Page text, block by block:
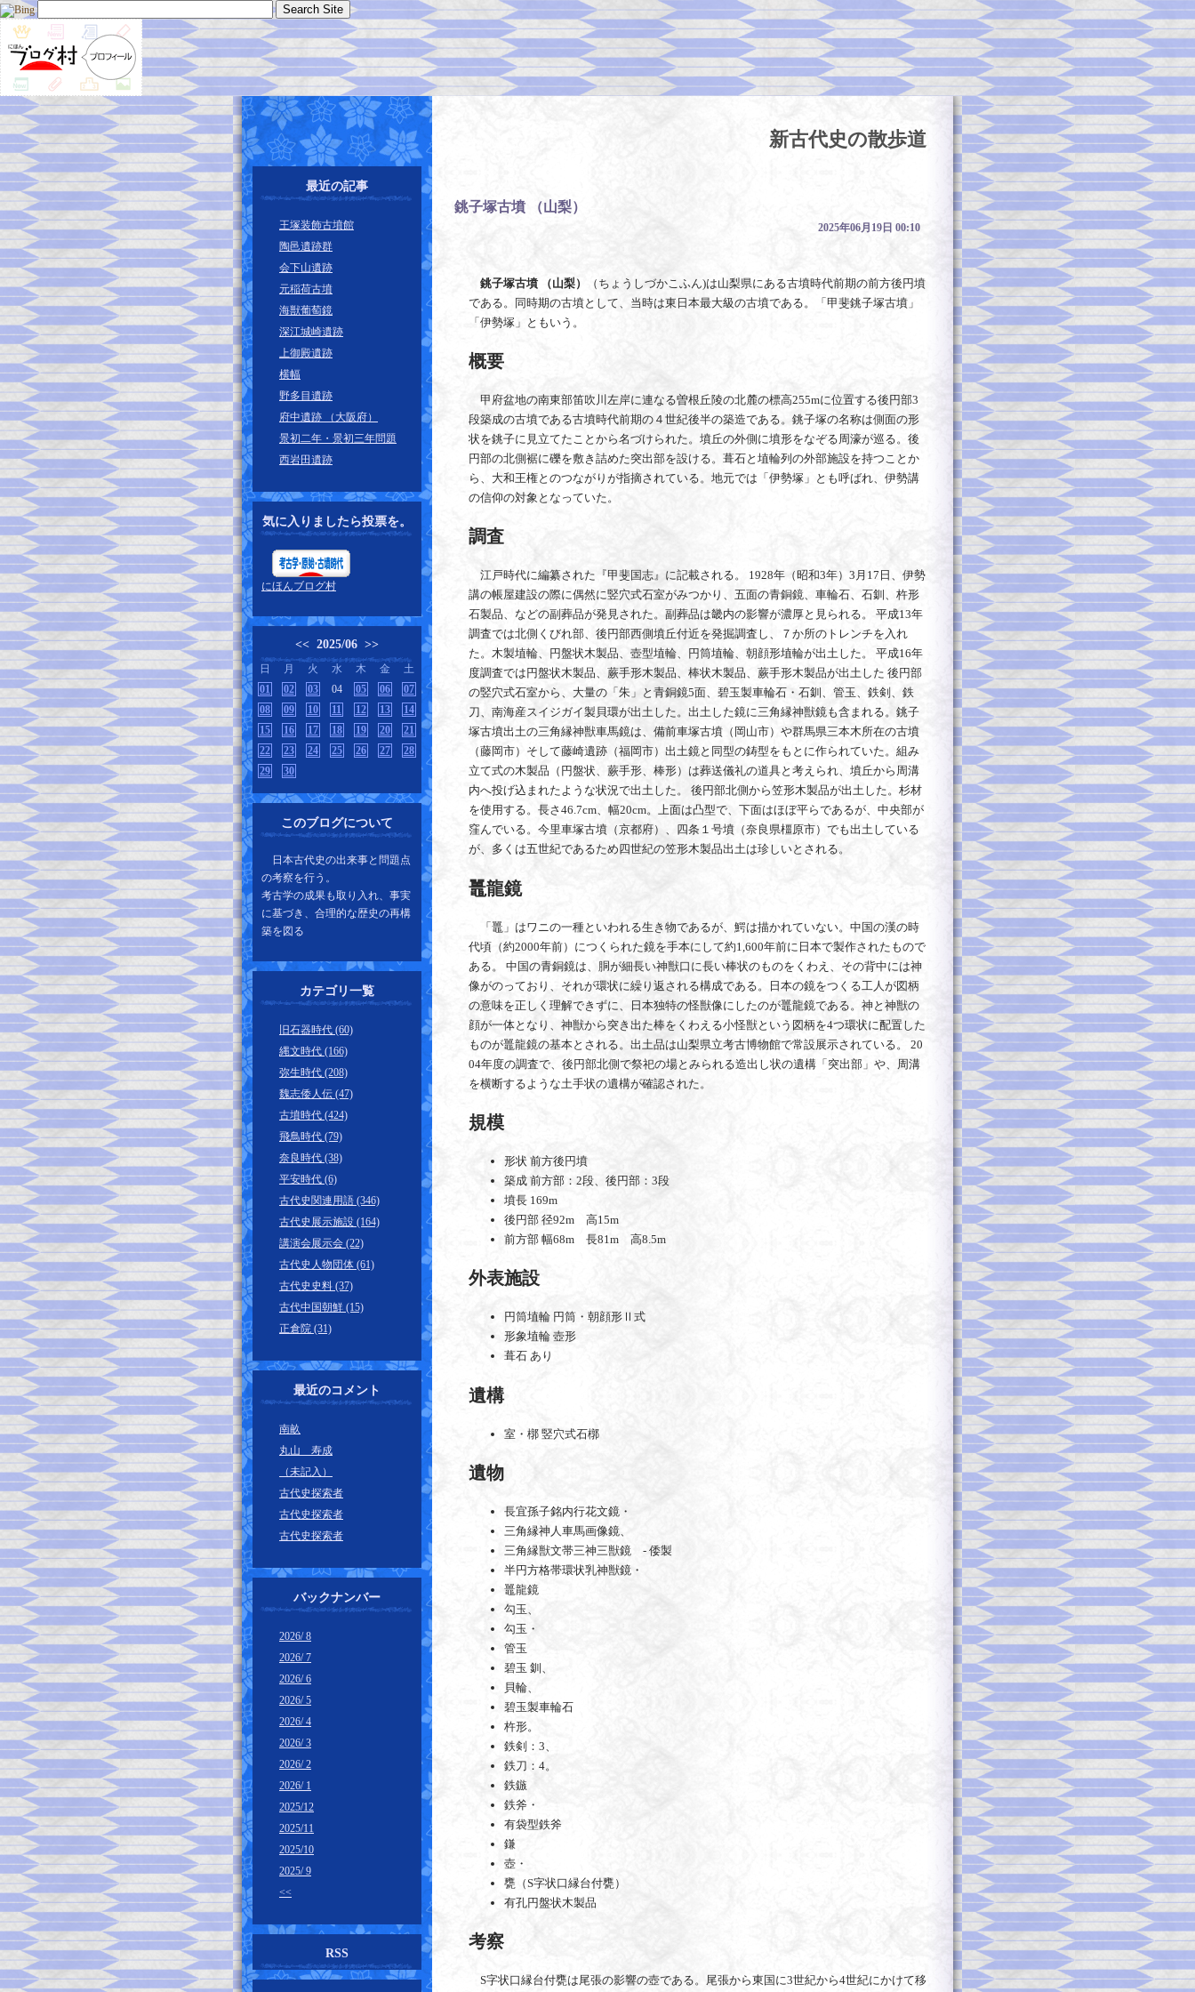
新古代史の散歩道
最近の記事
王塚装飾古墳館
陶邑遺跡群
会下山遺跡
元稲荷古墳
海獣葡萄鏡
深江城崎遺跡
上御殿遺跡
横幅
野多目遺跡
府中遺跡 （大阪府）
景初二年・景初三年問題
西岩田遺跡
気に入りましたら投票を。
にほんブログ村
<< 2025/06 >>
日 月 火 水 木 金
土
01
02 03 04 05 06
07
08
09 10 11 12 13
14
15
16 17 18 19 20
21
22
23 24 25 26 27
28
29
30
このブログについて
日本古代史の出来事と問題点
の考察を行う。
考古学の成果も取り入れ、事実
に基づき、合理的な歴史の再構
築を図る
カテゴリ一覧
旧石器時代 (60)
縄文時代 (166)
弥生時代 (208)
魏志倭人伝 (47)
古墳時代 (424)
飛鳥時代 (79)
奈良時代 (38)
平安時代 (6)
古代史関連用語 (346)
古代史展示施設 (164)
講演会展示会 (22)
古代史人物団体 (61)
古代史史料 (37)
古代中国朝鮮 (15)
正倉院 (31)
最近のコメント
南畝
丸山 寿成
（未記入）
古代史探索者
古代史探索者
古代史探索者
バックナンバー
2026/ 8
2026/ 7
2026/ 6
2026/ 5
2026/ 4
2026/ 3
2026/ 2
2026/ 1
2025/12
2025/11
2025/10
2025/ 9
<<
RSS
銚子塚古墳 （山梨）
2025年06月19日 00:10
銚子塚古墳 （山梨）
（ちょうしづかこふん)は山梨県にある古墳時代前期の前方後円墳
である。同時期の古墳として、当時は東日本最大級の古墳である。「甲斐銚子塚古墳」
「伊勢塚」ともいう。
概要
甲府盆地の南東部笛吹川左岸に連なる曽根丘陵の北麓の標高255mに位置する後円部3
段築成の古墳である古墳時代前期の４世紀後半の築造である。銚子塚の名称は側面の形
状を銚子に見立てたことから名づけられた。墳丘の外側に墳形をなぞる周濠が巡る。後
円部の北側裾に礫を敷き詰めた突出部を設ける。葺石と埴輪列の外部施設を持つことか
ら、大和王権とのつながりが指摘されている。地元では「伊勢塚」とも呼ばれ、伊勢講
の信仰の対象となっていた。
調査
江戸時代に編纂された『甲斐国志』に記載される。 1928年（昭和3年）3月17日、伊勢
講の帳屋建設の際に偶然に竪穴式石室がみつかり、五面の青銅鏡、車輪石、石釧、杵形
石製品、などの副葬品が発見された。副葬品は畿内の影響が濃厚と見られる。 平成13年
調査では北側くびれ部、後円部西側墳丘付近を発掘調査し、７か所のトレンチを入れ
た。木製埴輪、円盤状木製品、壺型埴輪、円筒埴輪、朝顔形埴輪が出土した。 平成16年
度調査では円盤状木製品、蕨手形木製品、棒状木製品、蕨手形木製品が出土した 後円部
の竪穴式石室から、大量の「朱」と青銅鏡5面、碧玉製車輪石・石釧、管玉、鉄剣、鉄
刀、南海産スイジガイ製貝環が出土した。出土した鏡に三角縁神獣鏡も含まれる。銚子
塚古墳出土の三角縁神獣車馬鏡は、備前車塚古墳（岡山市）や群馬県三本木所在の古墳
（藤岡市）そして藤崎遺跡（福岡市）出土鏡と同型の鋳型をもとに作られていた。組み
立て式の木製品（円盤状、蕨手形、棒形）は葬送儀礼の道具と考えられ、墳丘から周溝
内へ投げ込まれたような状況で出土した。 後円部北側から笠形木製品が出土した。杉材
を使用する。長さ46.7cm、幅20cm。上面は凸型で、下面はほぼ平らであるが、中央部が
窪んでいる。今里車塚古墳（京都府）、四条１号墳（奈良県橿原市）でも出土している
が、多くは五世紀であるため四世紀の笠形木製品出土は珍しいとされる。
鼉龍鏡
「鼉」はワニの一種といわれる生き物であるが、鰐は描かれていない。中国の漢の時
代頃（約2000年前）につくられた鏡を手本にして約1,600年前に日本で製作されたもので
ある。 中国の青銅鏡は、胴が細長い神獣口に長い棒状のものをくわえ、その背中には神
像がのっており、それが環状に繰り返される構成である。日本の鏡をつくる工人が図柄
の意味を正しく理解できずに、日本独特の怪獣像にしたのが鼉龍鏡である。神と神獣の
顔が一体となり、神獣から突き出た棒をくわえる小怪獣という図柄を4つ環状に配置した
ものが鼉龍鏡の基本とされる。出土品は山梨県立考古博物館で常設展示されている。 20
04年度の調査で、後円部北側で祭祀の場とみられる造出し状の遺構「突出部」や、周溝
を横断するような土手状の遺構が確認された。
規模
形状 前方後円墳
築成 前方部：2段、後円部：3段
墳長 169m
後円部 径92m 高15m
前方部 幅68m 長81m 高8.5m
外表施設
円筒埴輪 円筒・朝顔形Ⅱ式
形象埴輪 壺形
葺石 あり
遺構
室・槨 竪穴式石槨
遺物
長宜孫子銘内行花文鏡・
三角縁神人車馬画像鏡、
三角縁獣文帯三神三獣鏡 - 倭製
半円方格帯環状乳神獣鏡・
鼉龍鏡
勾玉、
勾玉・
管玉
碧玉 釧、
貝輪、
碧玉製車輪石
杵形。
鉄剣：3、
鉄刀：4。
鉄鏃
鉄斧・
有袋型鉄斧
鎌
壺・
甕（S字状口縁台付甕）
有孔円盤状木製品
考察
S字状口縁台付甕は尾張の影響の壺である。尾張から東国に3世紀から4世紀にかけて移